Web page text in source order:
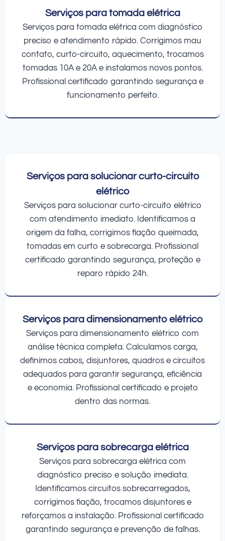
Serviços para tomada elétrica
Serviços para tomada elétrica com diagnóstico
preciso e atendimento rápido. Corrigimos mau
contato, curto-circuito, aquecimento, trocamos
tomadas 10A e 20A e instalamos novos pontos.
Profissional certificado garantindo segurança e
funcionamento perfeito.
Serviços para solucionar curto-circuito
elétrico
Serviços para solucionar curto-circuito elétrico
com atendimento imediato. Identificamos a
origem da falha, corrigimos fiação queimada,
tomadas em curto e sobrecarga. Profissional
certificado garantindo segurança, proteção e
reparo rápido 24h.
Serviços para dimensionamento elétrico
Serviços para dimensionamento elétrico com
análise técnica completa. Calculamos carga,
definimos cabos, disjuntores, quadros e circuitos
adequados para garantir segurança, eficiência
e economia. Profissional certificado e projeto
dentro das normas.
Serviços para sobrecarga elétrica
Serviços para sobrecarga elétrica com
diagnóstico preciso e solução imediata.
Identificamos circuitos sobrecarregados,
corrigimos fiação, trocamos disjuntores e
reforçamos a instalação. Profissional certificado
garantindo segurança e prevenção de falhas.